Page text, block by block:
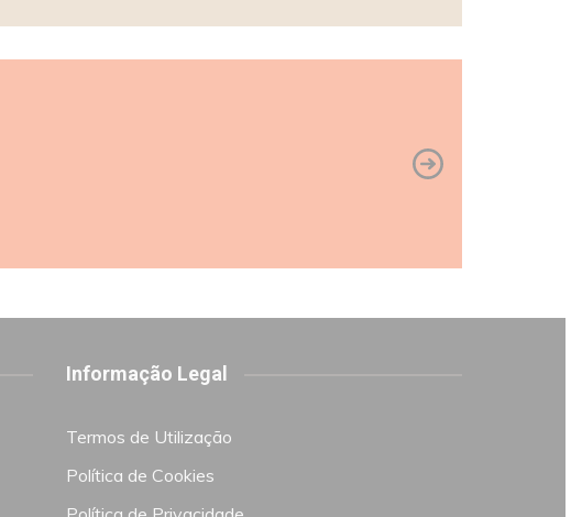
Informação Legal
Termos de Utilização
Política de Cookies